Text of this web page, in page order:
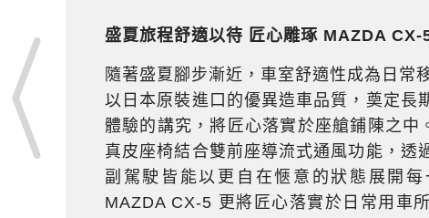
盛夏旅程舒適以待 匠心雕琢 MAZDA CX-
隨著盛夏腳步漸近，車室舒適性成為日
以日本原裝進口的優異造車品質，奠定長
體驗的講究，將匠心落實於座艙鋪陳之
真皮座椅結合雙前座導流式通風功能，透
副駕駛皆能以更自在愜意的狀態展開
MAZDA CX-5 更將匠心落實於日常用車